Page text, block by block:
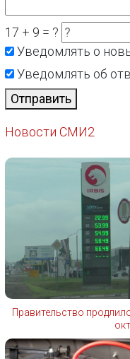
17 + 9 = ?
Уведомлять о
Уведомлять об
Отправить
Новости СМИ2
Правительство